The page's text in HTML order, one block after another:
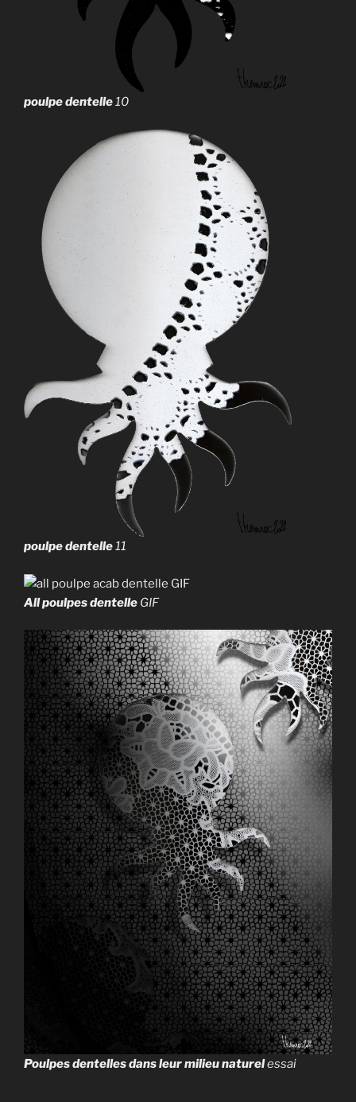
poulpe dentelle10
poulpe dentelle11
All poulpes dentelle GIF
Poulpes dentelles dans leur milieu naturelessai